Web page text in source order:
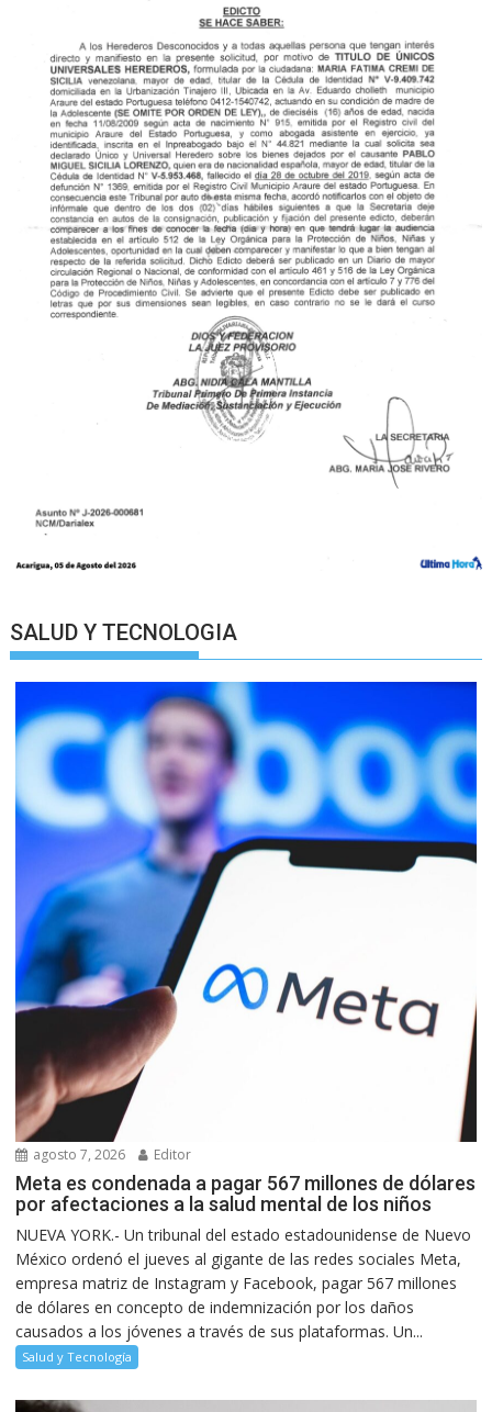
SALUD Y TECNOLOGIA
agosto 7, 2026 Editor
Meta es condenada a pagar 567 millones de dólares
por afectaciones a la salud mental de los niños
NUEVA YORK.- Un tribunal del estado estadounidense de Nuevo
México ordenó el jueves al gigante de las redes sociales Meta,
empresa matriz de Instagram y Facebook, pagar 567 millones
de dólares en concepto de indemnización por los daños
causados a los jóvenes a través de sus plataformas. Un...
Salud y Tecnología